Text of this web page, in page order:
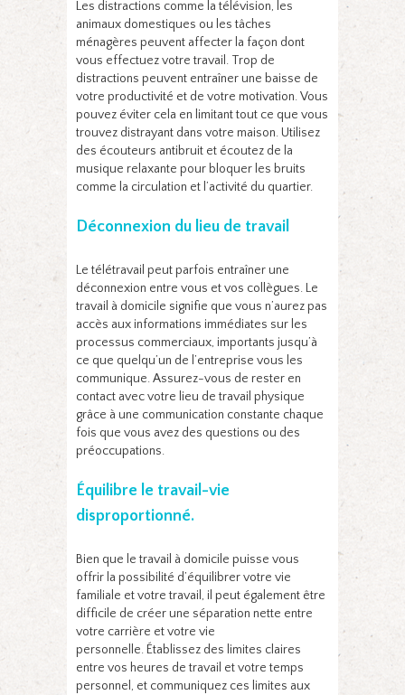
Les distractions comme la télévision, les
animaux domestiques ou les tâches
ménagères peuvent affecter la façon dont
vous effectuez votre travail. Trop de
distractions peuvent entraîner une baisse de
votre productivité et de votre motivation. Vous
pouvez éviter cela en limitant tout ce que vous
trouvez distrayant dans votre maison. Utilisez
des écouteurs antibruit et écoutez de la
musique relaxante pour bloquer les bruits
comme la circulation et l’activité du quartier.
Déconnexion du lieu de travail
Le télétravail peut parfois entraîner une
déconnexion entre vous et vos collègues. Le
travail à domicile signifie que vous n’aurez pas
accès aux informations immédiates sur les
processus commerciaux, importants jusqu’à
ce que quelqu’un de l’entreprise vous les
communique. Assurez-vous de rester en
contact avec votre lieu de travail physique
grâce à une communication constante chaque
fois que vous avez des questions ou des
préoccupations.
Équilibre le travail-vie
disproportionné.
Bien que le travail à domicile puisse vous
offrir la possibilité d’équilibrer votre vie
familiale et votre travail, il peut également être
difficile de créer une séparation nette entre
votre carrière et votre vie
personnelle. Établissez des limites claires
entre vos heures de travail et votre temps
personnel, et communiquez ces limites aux